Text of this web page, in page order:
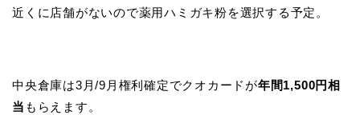
近くに店舗がないので薬用ハミガキ粉を選択する予定。
中央倉庫は3月/9月権利確定でクオカードが年間1,500円相
当 もらえます。